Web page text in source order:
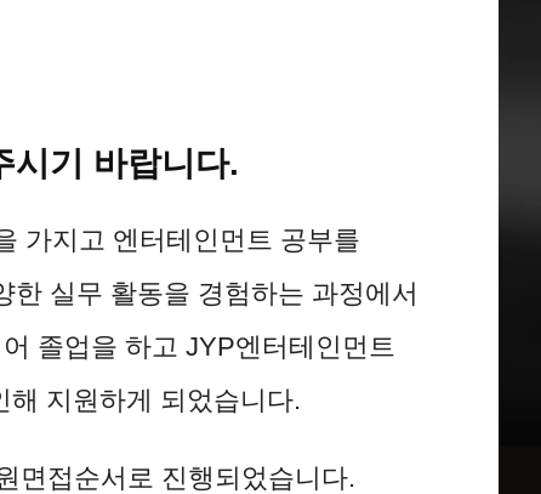
시기 바랍니다.
가지고 엔터테인먼트 공부를
실무 활동을 경험하는 과정에서
졸업을 하고 JYP엔터테인먼트
지원하게 되었습니다.
면접순서로 진행되었습니다.